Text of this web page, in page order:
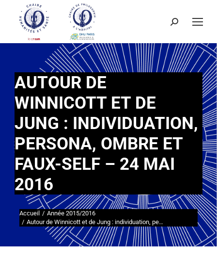
AUTOUR DE
WINNICOTT ET DE
JUNG : INDIVIDUATION,
PERSONA, OMBRE ET
FAUX-SELF – 24 MAI
2016
Vous êtes ici :
Accueil
Année 2015/2016
Autour de Winnicott et de Jung : individuation, pe…